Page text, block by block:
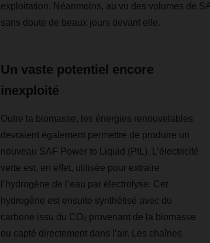
exploitation. Néanmoins, au vu des volumes de
sans doute de beaux jours devant elle.
Un vaste potentiel encore
inexploité
Outre la biomasse, les énergies renouvelables
devraient également permettre de produire un
nouveau SAF Power to Liquid (PtL). L’électricité
verte est, en effet, utilisée pour extraire
l’hydrogène de l’eau par électrolyse. Cet
hydrogène est ensuite synthétisé avec du
carbone issu du CO₂ provenant de la biomasse
ou capté directement dans l’air. Les chaînes